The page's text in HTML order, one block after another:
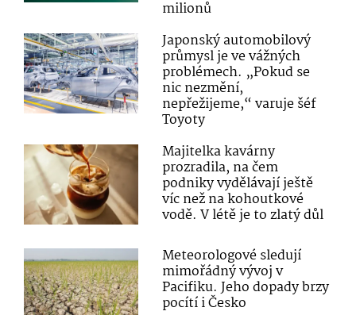
milionů
Japonský automobilový
průmysl je ve vážných
problémech. „Pokud se
nic nezmění,
nepřežijeme,“ varuje šéf
Toyoty
Majitelka kavárny
prozradila, na čem
podniky vydělávají ještě
víc než na kohoutkové
vodě. V létě je to zlatý důl
Meteorologové sledují
mimořádný vývoj v
Pacifiku. Jeho dopady brzy
pocítí i Česko